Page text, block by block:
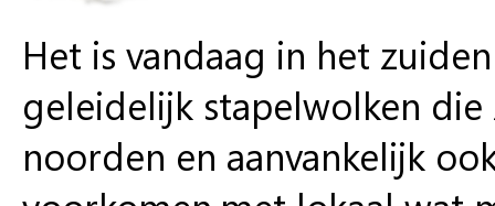
Het is vandaag in het
geleidelijk stapelwolken
noorden en aanvankelijk